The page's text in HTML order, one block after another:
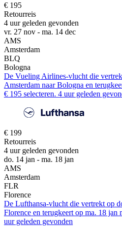
€ 195
Retourreis
4 uur geleden gevonden
vr. 27 nov - ma. 14 dec
AMS
Amsterdam
BLQ
Bologna
De Vueling Airlines-vlucht die
Amsterdam naar Bologna en
€ 195 selecteren. 4 uur geleden
€ 199
Retourreis
4 uur geleden gevonden
do. 14 jan - ma. 18 jan
AMS
Amsterdam
FLR
Florence
De Lufthansa-vlucht die vertrekt op
Florence en terugkeert op ma. 18 jan
uur geleden gevonden